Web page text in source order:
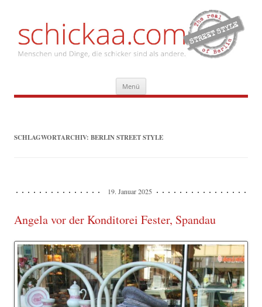
Menü Inhalt
springen
SCHLAGWORTARCHIV: BERLIN STREET STYLE
19. Januar 2025
Angela vor der Konditorei Fester, Spandau